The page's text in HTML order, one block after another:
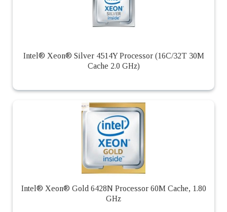
Intel® Xeon® Silver 4514Y Processor (16C/32T 30M
Cache 2.0 GHz)
Intel® Xeon® Gold 6428N Processor 60M Cache, 1.80
GHz